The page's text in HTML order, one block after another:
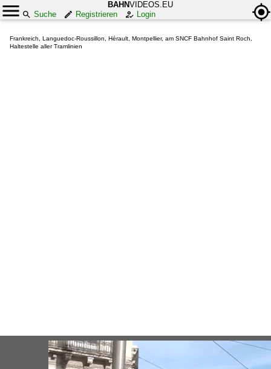
BAHNVIDEOS.EU
Suche
Registrieren Login
Frankreich, Languedoc-Roussillon, Hérault, Montpellier, am SNCF Bahnhof Saint Roch,
Haltestelle aller Tramlinien